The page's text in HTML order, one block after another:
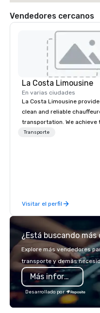
Vendedores cercanos
La Costa Limousine
En varias ciudades
La Costa Limousine
clean and reliable
transportation. We achieve
with highly trained
late model luxury vehicles
highly experienced and
team of chauffeurs and
you will know quality when
with La Costa Limousine.
Transporte
Visitar el perfil
¿Está buscando
Explore más vendedores
transporte y demás
Más información
Desarrollado por